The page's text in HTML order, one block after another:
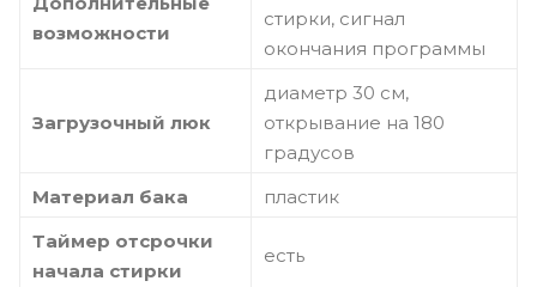
возможности
стирки, сигнал
окончания программы
Загрузочный люк
диаметр 30 см,
открывание на 180
градусов
Материал бака
пластик
Таймер отсрочки
начала стирки
есть